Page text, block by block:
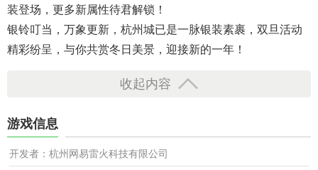
装登场，更多新属性待君解锁！
银铃叮当，万象更新，杭州城已是一脉银装素裹，双旦活动
精彩纷呈，与你共赏冬日美景，迎接新的一年！
收起内容
游戏信息
开发者：杭州网易雷火科技有限公司